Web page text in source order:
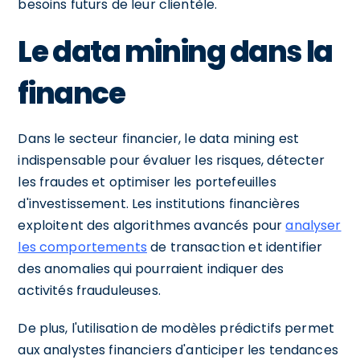
besoins futurs de leur clientèle.
Le data mining dans la
finance
Dans le secteur financier, le data mining est
indispensable pour évaluer les risques, détecter
les fraudes et optimiser les portefeuilles
d'investissement. Les institutions financières
exploitent des algorithmes avancés pouranalyser
les comportements de transaction et identifier
des anomalies qui pourraient indiquer des
activités frauduleuses.
De plus, l'utilisation de modèles prédictifs permet
aux analystes financiers d'anticiper les tendances